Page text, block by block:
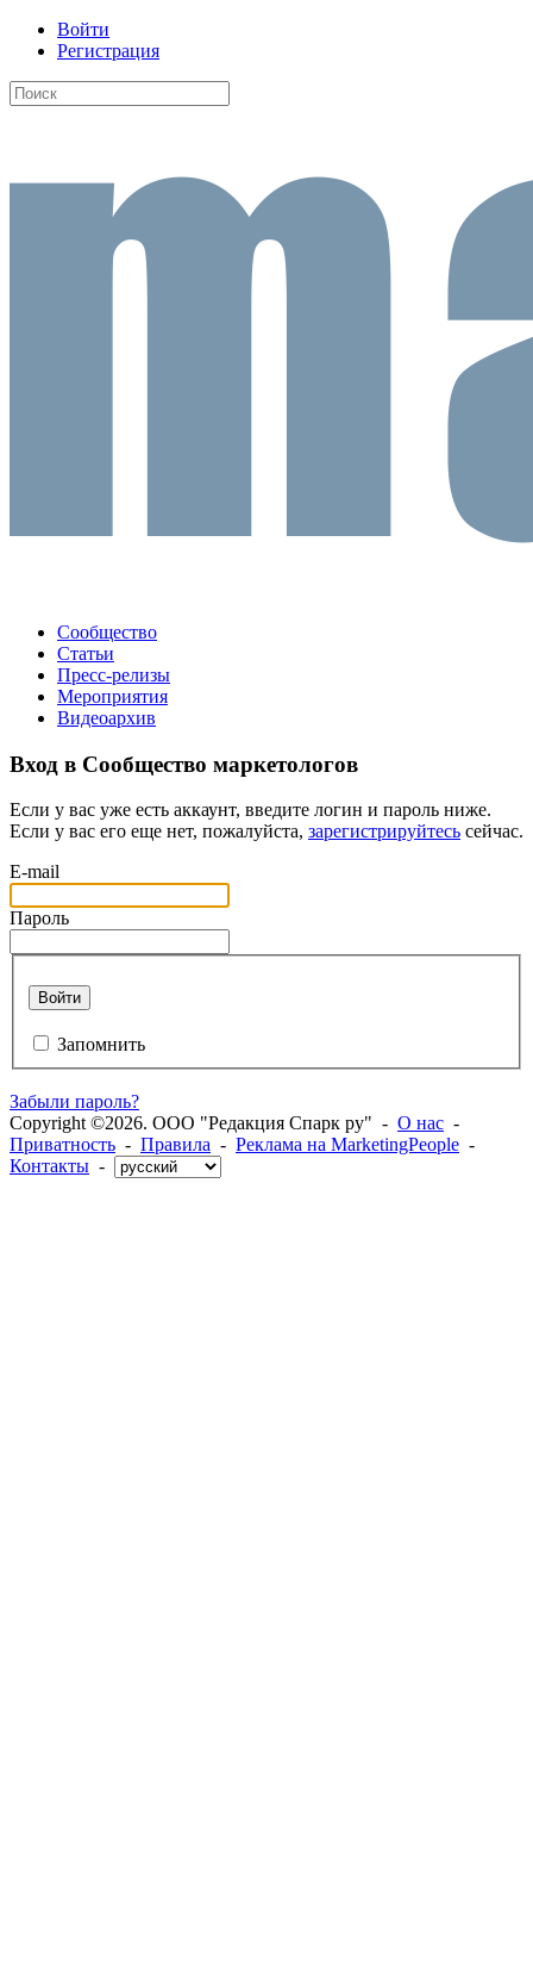
Войти
Регистрация
Сообщество
Статьи
Пресс-релизы
Мероприятия
Видеоархив
Вход в Сообщество маркетологов
Если у вас уже есть аккаунт, введите логин и пароль ниже.
Если у вас его еще нет, пожалуйста, зарегистрируйтесь сейчас.
E-mail
Пароль
Войти
Запомнить
Забыли пароль?
Copyright ©2026. ООО "Редакция Спарк ру" - О нас -
Приватность - Правила - Реклама на MarketingPeople -
Контакты -